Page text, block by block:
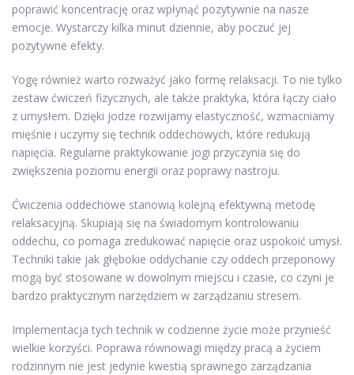
poprawić koncentrację oraz wpłynąć pozytywnie na nasze
emocje. Wystarczy kilka minut dziennie, aby poczuć jej
pozytywne efekty.
Yogę również warto rozważyć jako formę relaksacji. To nie tylko
zestaw ćwiczeń fizycznych, ale także praktyka, która łączy ciało
z umysłem. Dzięki jodze rozwijamy elastyczność, wzmacniamy
mięśnie i uczymy się technik oddechowych, które redukują
napięcia. Regularne praktykowanie jogi przyczynia się do
zwiększenia poziomu energii oraz poprawy nastroju.
Ćwiczenia oddechowe stanowią kolejną efektywną metodę
relaksacyjną. Skupiają się na świadomym kontrolowaniu
oddechu, co pomaga zredukować napięcie oraz uspokoić umysł.
Techniki takie jak głębokie oddychanie czy oddech przeponowy
mogą być stosowane w dowolnym miejscu i czasie, co czyni je
bardzo praktycznym narzędziem w zarządzaniu stresem.
Implementacja tych technik w codzienne życie może przynieść
wielkie korzyści. Poprawa równowagi między pracą a życiem
rodzinnym nie jest jedynie kwestią sprawnego zarządzania